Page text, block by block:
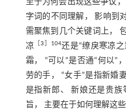
至于为何会出现这些争议
字词的不同理解， 影响到
需聚焦到几个关键词上，
凉 ［3 ］104还是“缭戾寒凉之
霜， “可以”是否通“何以”
劳的手， “女手”是指新婚
是指新郎、 新娘还是贵
旨， 主要在于如何理解这些